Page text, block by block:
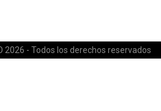
2026 - Todos los derechos reservados